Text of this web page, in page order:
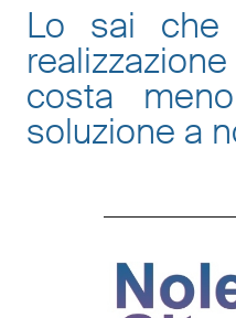
Lo sai che
costa
soluzione a